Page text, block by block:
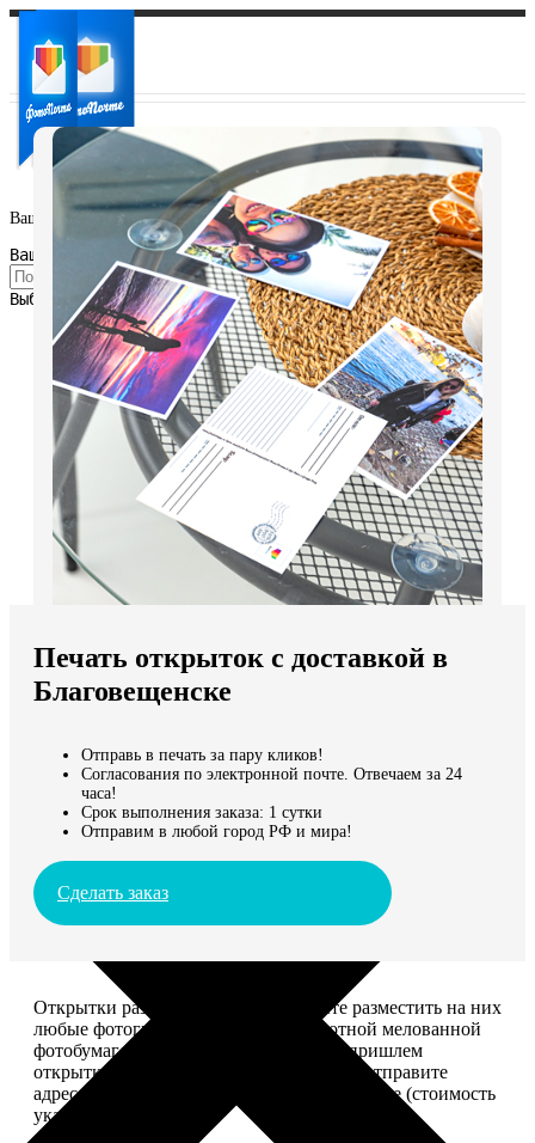
Ваш город:
Ваш регион доставки
Выберите из списка:
Мы доставляем по всему миру
Продолжить без города
Печать открыток с доставкой в
Благовещенске
Отправь в печать за пару кликов!
Согласования по электронной почте. Отвечаем за 24
часа!
Срок выполнения заказа: 1 сутки
Отправим в любой город РФ и мира!
Сделать заказ
Открытки размером 10*15, вы можете разместить на них
любые фотографии. Печатаем на плотной мелованной
фотобумаге плотностью 300 г/м2. Мы пришлем
открытки вам, вы сами их подпишете и отправите
адресату. Заказать можно 6 открыток и более (стоимость
указана за 6 штук).